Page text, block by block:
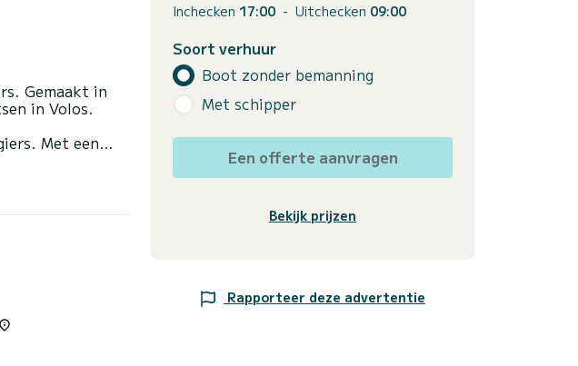
Gemaakt in
in Volos.
Met een
de volgende
sturen via het
onze beste
Inchecken 17:00 - Uitchecken 09:00
Soort verhuur
Boot zonder bemanning
Met schipper
Een offerte aanvragen
Bekijk prijzen
Rapporteer deze advertentie